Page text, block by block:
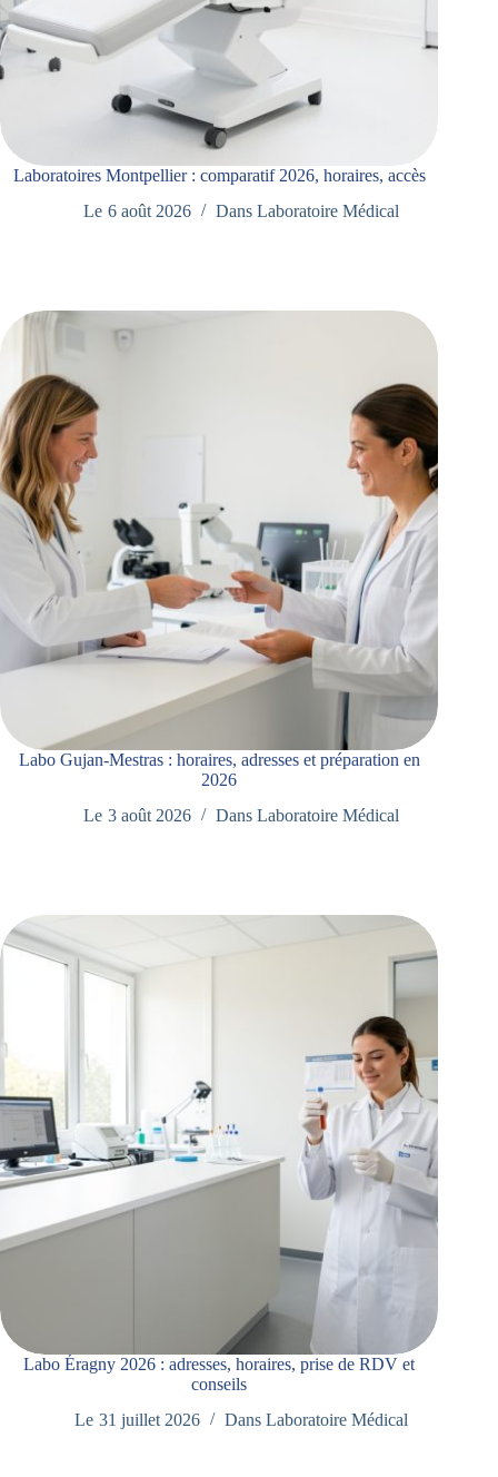
Laboratoires Montpellier : comparatif 2026, horaires, accès
Le 6 août 2026 Dans Laboratoire Médical
Labo Gujan-Mestras : horaires, adresses et préparation en
2026
Le 3 août 2026 Dans Laboratoire Médical
Labo Éragny 2026 : adresses, horaires, prise de RDV et
conseils
Le 31 juillet 2026 Dans Laboratoire Médical